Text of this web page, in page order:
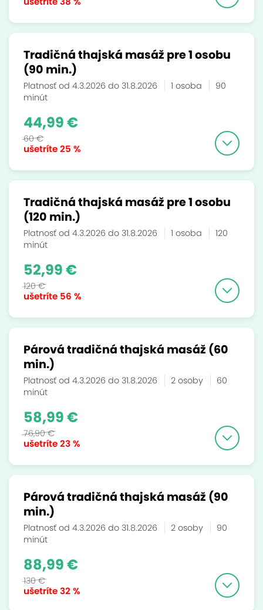
Tradičná thajská masáž pre 1 osobu
(90 min.)
Platnosť od 4.3.2026 do 31.8.2026 1 osoba
90
minút
ušetríte25 %
44,99 €
60 €
Tradičná thajská masáž pre 1 osobu
(120 min.)
Platnosť od 4.3.2026 do 31.8.2026 1 osoba
120
minút
ušetríte 56 %
52,99 €
120 €
Párová tradičná thajská masáž (60
min.)
Platnosť od 4.3.2026 do 31.8.2026 2 osoby
60
minút
ušetríte23 %
58,99 €
76,90 €
Párová tradičná thajská masáž (90
min.)
Platnosť od 4.3.2026 do 31.8.2026 2 osoby
90
minút
ušetríte32 %
88,99 €
130 €